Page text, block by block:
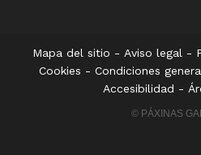
Mapa del sitio - Aviso legal -
Cookies - Condiciones
Accesibilidad -
© PÁXINAS